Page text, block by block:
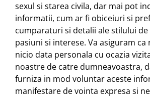
sexul si starea civila, dar mai pot
informatii, cum ar fi obiceiuri si
cumparaturi si detalii ale stilului de
pasiuni si interese. Va asiguram ca
nicio data personala cu ocazia
noastre de catre dumneavoastra,
furniza in mod voluntar aceste
manifestare de vointa expresa si